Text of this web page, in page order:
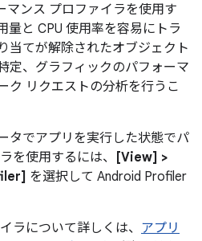
マンス プロファイラを使用す
量と CPU 使用率を容易にトラ
当てが解除されたオブジェクト
定、グラフィックのパフォーマ
ク リクエストの分析を行うこ
タでアプリを実行した状態でパ
を使用するには、
[View] >
を選択して Android Profiler
ラについて詳しくは、 アプリ